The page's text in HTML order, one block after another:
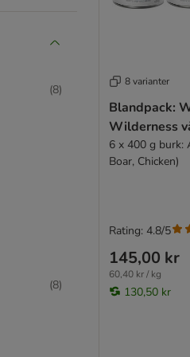
(4)
(8)
(8)
8 varianter
Blandpack:
Wilderness
6 x 400 g burk:
Boar, Chicken)
145,00 kr
60,40 kr / kg
130,50 kr
Rating: 4.8/5